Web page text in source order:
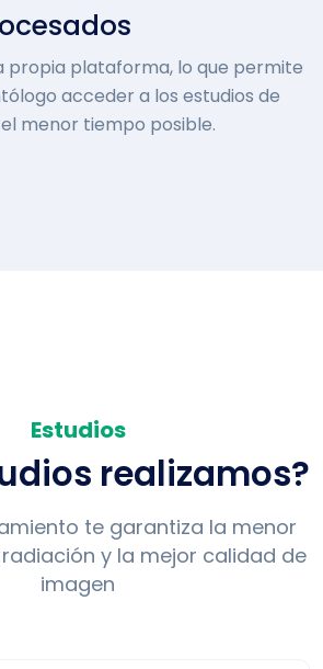
propia plataforma, lo que permite
acceder a los estudios de
menor tiempo posible.
Estudios
realizamos?
te garantiza la menor
y la mejor calidad de
imagen